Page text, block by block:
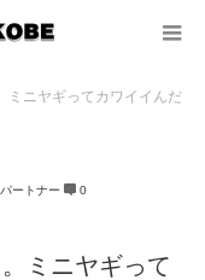
ミニヤギってカワイイんだ
パートナー 0
ミニヤギって